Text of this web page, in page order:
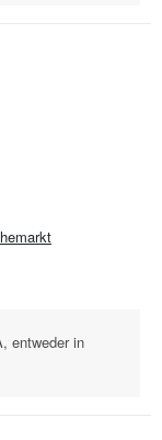
entweder in